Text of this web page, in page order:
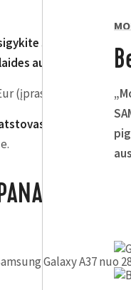
SAMSUNG
ausines dovanų!
(įprasta kaina 659
Visoms